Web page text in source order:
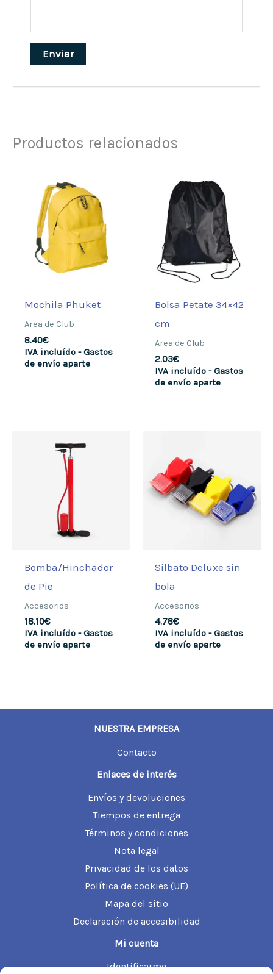
Productos relacionados
Mochila Phuket
Area de Club
8.40€
IVA incluído - Gastos
de envío aparte
Bolsa Petate 34×42
cm
Area de Club
2.03€
IVA incluído - Gastos
de envío aparte
Bomba/Hinchador
de Pie
Accesorios
18.10€
IVA incluído - Gastos
de envío aparte
Silbato Deluxe sin
bola
Accesorios
4.78€
IVA incluído - Gastos
de envío aparte
NUESTRA EMPRESA
Contacto
Enlaces de interés
Envíos y devoluciones
Tiempos de entrega
Términos y condiciones
Nota legal
Privacidad de los datos
Política de cookies (UE)
Mapa del sitio
Declaración de accesibilidad
Mi cuenta
Identificarme